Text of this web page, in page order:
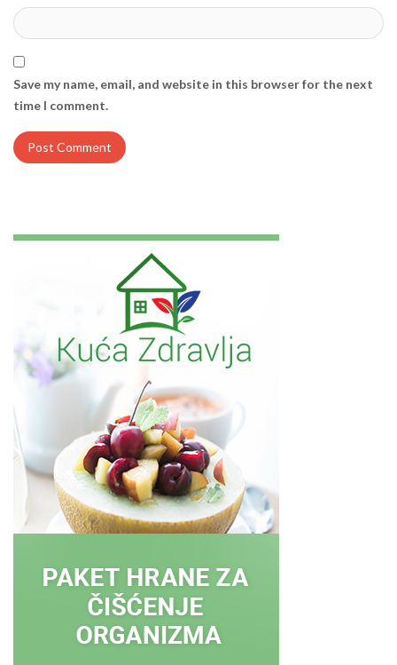
Save my name, email, and website in this browser for the next
time I comment.